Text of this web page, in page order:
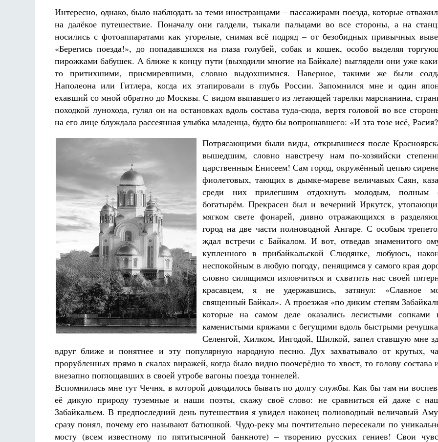
Интересно, однако, было наблюдать за теми иностранцами – пассажирами поезда, которые
на далёкое путешествие. Поначалу они галдели, тыкали пальцами во все стороны, а на
носились с фотоаппаратами как угорелые, снимая всё подряд – от безобидных привычных
«Берегись поезда!», до попадавшихся на глаза голубей, собак и кошек, особо выделяя
пирожками бабушек. А ближе к концу пути (выходили многие на Байкале) выглядели они уже
то притихшими, присмиревшими, словно выдохшимися. Наверное, такими же были
Наполеона или Гитлера, когда их этапировали в глубь России. Запомнился мне и один
ехавший со мной обратно до Москвы. С видом выпавшего из летающей тарелки марсианина,
походкой лунохода, гулял он на остановках вдоль состава туда-сюда, вертя головой во все
на его лице блуждала рассеянная улыбка младенца, будто бы вопрошавшего: «И эта тозе исё,
Потрясающими были виды, открывшиеся после
вышедшим, словно навстречу нам по-хозяийски
царственным Енисеем! Сам город, окружённый цепью
фиолетовых, тающих в дымке-мареве величавых Саян,
среди них прилегшим отдохнуть молодым, полным
богатырём. Прекрасен был и вечерний Иркутск,
мягком свете фонарей, дивно отражающихся в
город на две части полноводной Ангаре. С особым
ждал встречи с Байкалом. И вот, отведав знаменитого
купленного в прибайкальской Слюдянке, любуюсь,
неспокойным в любую погоду, пенящимся у самого края
словно силящимся изловчиться и схватить нас своей
красавцем, я не удержавшись, затянул: «Славное
священный Байкал». А проезжая «по диким степям
которые на самом деле оказались лесистыми сопками
каменистыми кряжами с бегущими вдоль быстрыми
Селенгой, Хилком, Ингодой, Шилкой, запел ставшую мне
вдруг ближе и понятнее и эту популярную народную песню. Дух захватывало от крутых,
прорубленных прямо в скалах виражей, когда было видно поочерёдно то хвост, то голову состава
внезапно поглощавших в своей утробе вагоны поезда тоннелей.
Вспомнилась мне тут Чечня, в которой доводилось бывать по долгу службы. Как бы там ни
её дикую природу туземные и наши поэты, скажу своё слово: не сравниться ей даже с
Забайкальем. В предпоследний день путешествия я увидел наконец полноводный величавый
сразу понял, почему его называют батюшкой. Чудо-реку мы почтительно пересекали по
мосту (всем известному по пятитысячной банкноте) – творению русских гениев! Свои